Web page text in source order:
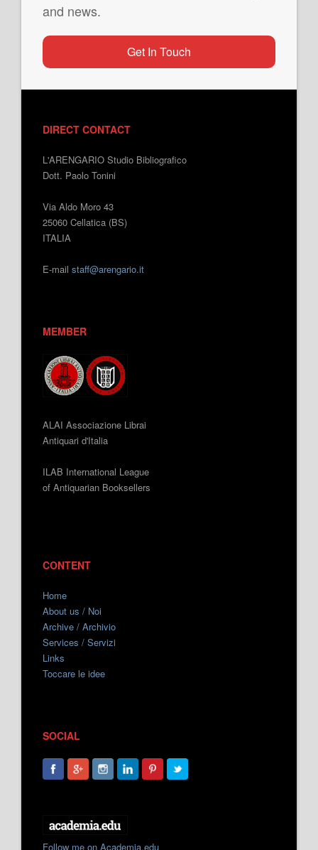
and news.
Get In Touch
DIRECT CONTACT
L'ARENGARIO Studio Bibliografico
Dott. Paolo Tonini
Via Aldo Moro 43
25060 Cellatica (BS)
ITALIA
E-mail staff@arengario.it
MEMBER
ALAI Associazione Librai
Antiquari d'Italia
ILAB International League
of Antiquarian Booksellers
CONTENT
Home
About us / Noi
Archive / Archivio
Services / Servizi
Links
Toccare le idee
SOCIAL
Follow me on Academia.edu